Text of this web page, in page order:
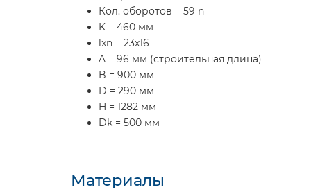
Кол. оборотов = 59 n
K = 460 мм
lxn = 23х16
A = 96 мм (строительная длина)
B = 900 мм
D = 290 мм
H = 1282 мм
Dk = 500 мм
Материалы